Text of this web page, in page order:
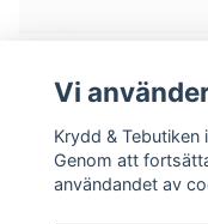
Vi
Krydd &
Genom att
användandet av